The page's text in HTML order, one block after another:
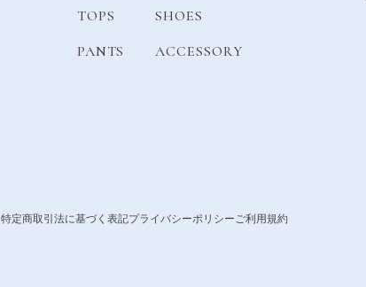
TOPS
PANTS
SHOES
ACCESSORY
特定商取引法に基づく表記プライバシーポリシーご利用規約